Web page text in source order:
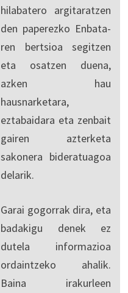
hilabatero argitaratzen
den paperezko Enbata-
ren bertsioa segitzen
eta osatzen duena,
azken hau
hausnarketara,
eztabaidara eta zenbait
gairen azterketa
sakonera bideratuagoa
delarik.
Garai gogorrak dira, eta
badakigu denek ez
dutela informazioa
ordaintzeko ahalik.
Baina irakurleen